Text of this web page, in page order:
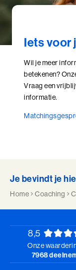
Perfectionisme in
Persoonlijke Kracht
Professioneel
Professioneel
Projectmanagement
Strategisch
Talent
Teamleiderschap
Iets voor
Wil je meer
betekenen?
Vraag een
informatie.
Je bevindt je
Home Coaching
8,5
Onze
7968